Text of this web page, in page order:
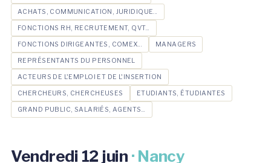
ACHATS, COMMUNICATION, JURIDIQUE...
FONCTIONS RH, RECRUTEMENT, QVT...
FONCTIONS DIRIGEANTES, COMEX... MANAGERS
REPRÉSENTANTS DU PERSONNEL
ACTEURS DE L'EMPLOI ET DE L'INSERTION
CHERCHEURS, CHERCHEUSES ETUDIANTS, ÉTUDIANTES
GRAND PUBLIC, SALARIÉS, AGENTS...
Vendredi 12 juin · Nancy